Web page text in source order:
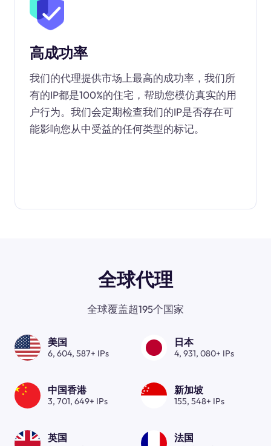
高成功率
我们的代理提供市场上最高的成功率，我们所
有的IP都是100%的住宅，帮助您模仿真实的用
户行为。我们会定期检查我们的IP是否存在可
能影响您从中受益的任何类型的标记。
全球代理
全球覆盖超195个国家
美国
6, 604, 587+ IPs
日本
4, 931, 080+ IPs
中国香港
3, 701, 649+ IPs
新加坡
155, 548+ IPs
英国 法国